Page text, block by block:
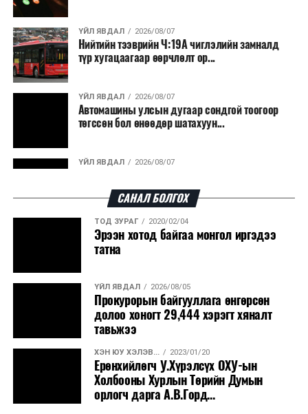
ҮЙЛ ЯВДАЛ 2026/08/07
Нийтийн тээврийн Ч:19А чиглэлийн замналд
түр хугацаагаар өөрчлөлт ор...
ҮЙЛ ЯВДАЛ 2026/08/07
Автомашины улсын дугаар сондгой тоогоор
төгссөн бол өнөөдөр шатахуун...
ҮЙЛ ЯВДАЛ 2026/08/07
ДЭЛХИЙ НИЙТЭЭР.. 2026/08/06
“Уралдронзавод” компанийн ерөнхий
захирлын автомашиныг дэлбэлжээ...
ҮЙЛ ЯВДАЛ 2026/08/06
Сүхбаатар боомтоор тав хоногт 10 мянга гаруй
тонн АИ-92 автобензин и...
ДЭЛХИЙ НИЙТЭЭР.. 2026/08/06
Вашингтон мужийн ой хээрийн түймрийг
хяналтад авах ажил ахицтай байн...
САНАЛ БОЛГОХ
ТОД ЗУРАГ 2020/02/04
Эрээн хотод байгаа монгол иргэдээ
татна
ҮЙЛ ЯВДАЛ 2026/08/05
Прокурорын байгууллага өнгөрсөн
долоо хоногт 29,444 хэрэгт хяналт
тавьжээ
ХЭН ЮУ ХЭЛЭВ... 2023/01/20
Ерөнхийлөгч У.Хүрэлсүх ОХУ-ын
Холбооны Хурлын Төрийн Думын
орлогч дарга А.В.Горд...